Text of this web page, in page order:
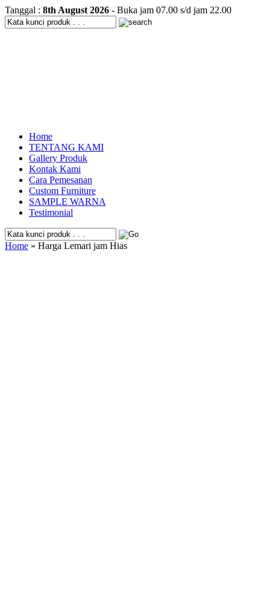
Tanggal : 8th August 2026 - Buka jam 07.00 s/d jam 22.00
Home
TENTANG KAMI
Gallery Produk
Kontak Kami
Cara Pemesanan
Custom Furniture
SAMPLE WARNA
Testimonial
Home » Harga Lemari jam Hias